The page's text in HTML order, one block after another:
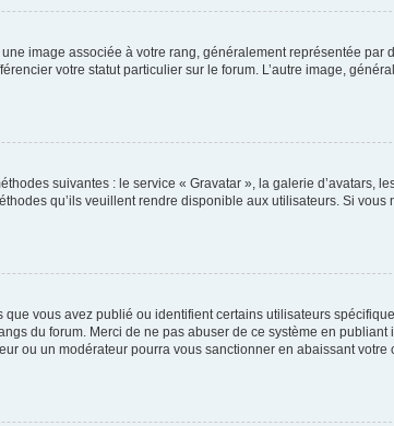
image associée à votre rang, généralement représentée par
votre statut particulier sur le forum. L’autre image,
suivantes : le service « Gravatar », la galerie d’avatars,
qu’ils veuillent rendre disponible aux utilisateurs. Si vous
vous avez publié ou identifient certains utilisateurs
du forum. Merci de ne pas abuser de ce système en publiant
ou un modérateur pourra vous sanctionner en abaissant votre